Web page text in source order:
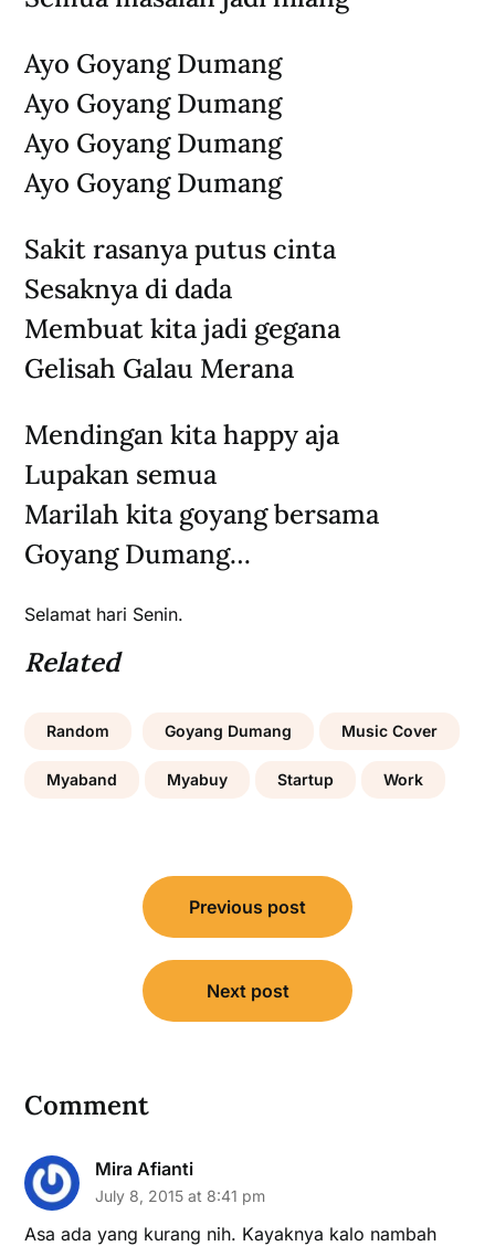
Ayo Goyang Dumang
Ayo Goyang Dumang
Ayo Goyang Dumang
Ayo Goyang Dumang
Sakit rasanya putus cinta
Sesaknya di dada
Membuat kita jadi gegana
Gelisah Galau Merana
Mendingan kita happy aja
Lupakan semua
Marilah kita goyang bersama
Goyang Dumang…
Selamat hari Senin.
Related
Random Goyang Dumang Music Cover
Myaband Myabuy Startup Work
navigation
Previous post
Next post
Comment
Mira Afianti
July 8, 2015 at 8:41 pm
Asa ada yang kurang nih. Kayaknya kalo nambah